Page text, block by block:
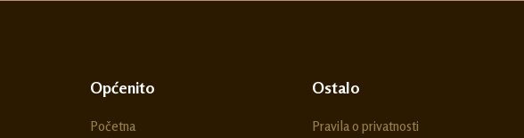
Općenito
Početna
Ostalo
Pravila o privatnosti